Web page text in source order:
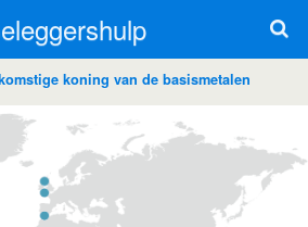
koning van de basismetalen